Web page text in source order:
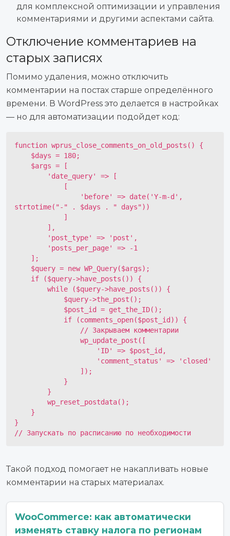
для комплексной оптимизации и управления
комментариями и другими аспектами сайта.
Отключение комментариев на
старых записях
Помимо удаления, можно отключить
комментарии на постах старше определённого
времени. В WordPress это делается в настройках
— но для автоматизации подойдет код:
function wprus_close_comments_on_old_posts() {
strtotime("-" . $days . " days"))
}
// Запускать по расписанию по необходимости
Такой подход помогает не накапливать новые
комментарии на старых материалах.
WooCommerce: как автоматически
изменять ставку налога по регионам